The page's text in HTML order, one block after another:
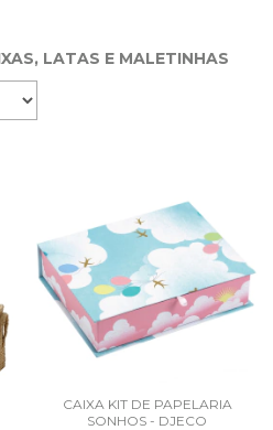
LATAS E MALETINHAS
CAIXA KIT DE PAPELARIA
SONHOS - DJECO